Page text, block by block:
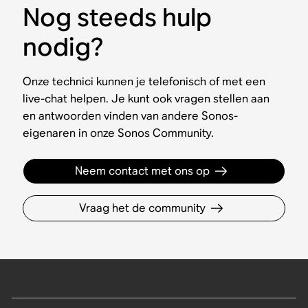
Nog steeds hulp
nodig?
Onze technici kunnen je telefonisch of met een
live-chat helpen. Je kunt ook vragen stellen aan
en antwoorden vinden van andere Sonos-
eigenaren in onze Sonos Community.
Neem contact met ons op
Vraag het de community